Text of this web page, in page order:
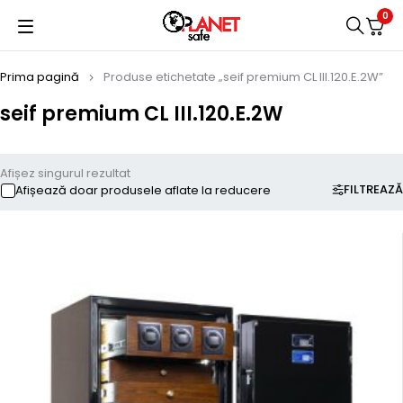
0
seif premium CL III.120.E.2W
Prima pagină Produse etichetate „seif premium CL III.120.E.2W”
FILTREAZĂ
Afișez singurul rezultat
Afișează doar produsele aflate la reducere